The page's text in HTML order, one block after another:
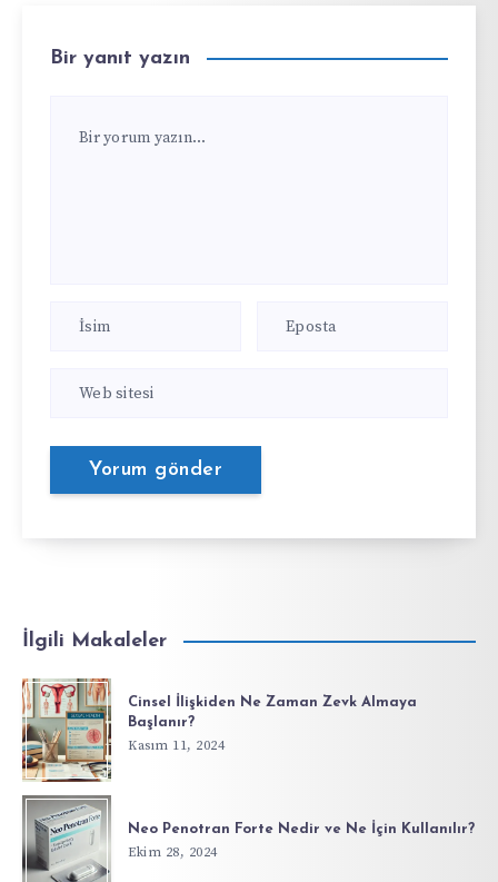
Bir yanıt yazın
İlgili Makaleler
Cinsel İlişkiden Ne Zaman Zevk Almaya
Başlanır?
Kasım 11, 2024
Neo Penotran Forte Nedir ve Ne İçin Kullanılır?
Ekim 28, 2024